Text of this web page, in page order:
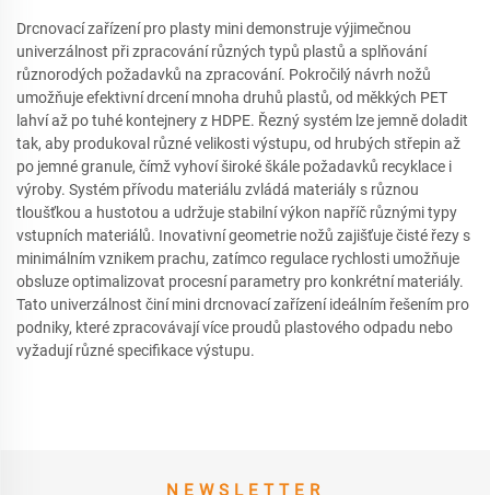
Drcnovací zařízení pro plasty mini demonstruje výjimečnou
univerzálnost při zpracování různých typů plastů a splňování
různorodých požadavků na zpracování. Pokročilý návrh nožů
umožňuje efektivní drcení mnoha druhů plastů, od měkkých PET
lahví až po tuhé kontejnery z HDPE. Řezný systém lze jemně doladit
tak, aby produkoval různé velikosti výstupu, od hrubých střepin až
po jemné granule, čímž vyhoví široké škále požadavků recyklace i
výroby. Systém přívodu materiálu zvládá materiály s různou
tloušťkou a hustotou a udržuje stabilní výkon napříč různými typy
vstupních materiálů. Inovativní geometrie nožů zajišťuje čisté řezy s
minimálním vznikem prachu, zatímco regulace rychlosti umožňuje
obsluze optimalizovat procesní parametry pro konkrétní materiály.
Tato univerzálnost činí mini drcnovací zařízení ideálním řešením pro
podniky, které zpracovávají více proudů plastového odpadu nebo
vyžadují různé specifikace výstupu.
NEWSLETTER